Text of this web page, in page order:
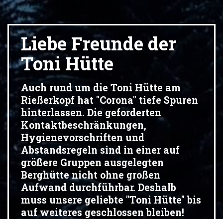
Liebe Freunde der
Toni Hütte
Auch rund um die Toni Hütte am
Rießerkopf hat "Corona" tiefe Spuren
hinterlassen. Die geforderten
Kontaktbeschränkungen,
Hygienevorschriften und
Abstandsregeln sind in einer auf
größere Gruppen ausgelegten
Berghütte nicht ohne großen
Aufwand durchführbar. Deshalb
muss unsere geliebte "Toni Hütte" bis
auf weiteres geschlossen bleiben!